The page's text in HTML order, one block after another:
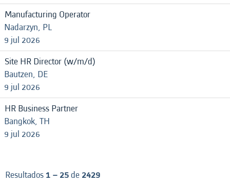
Manufacturing Operator
Nadarzyn, PL
9 jul 2026
Site HR Director (w/m/d)
Bautzen, DE
9 jul 2026
HR Business Partner
Bangkok, TH
9 jul 2026
Resultados1 – 25de 2429